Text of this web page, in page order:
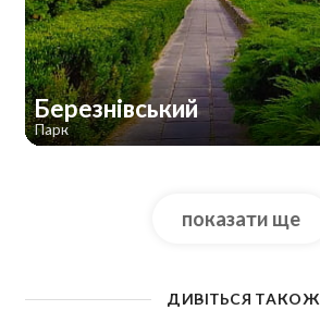
Березнівський
Парк
показати ще
ДИВІТЬСЯ ТАКОЖ